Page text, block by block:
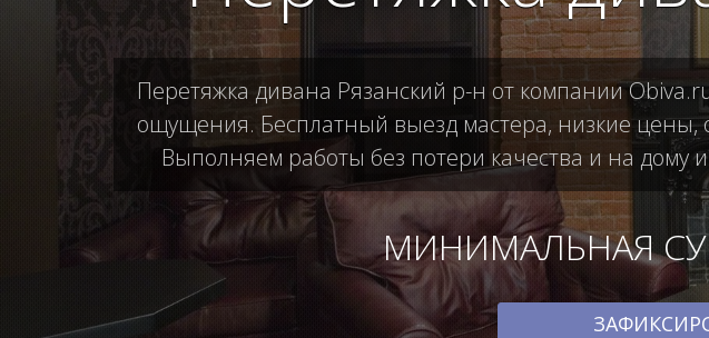
Перетяжка дивана Рязанский р-н от компании
ощущения. Бесплатный выезд мастера, низкие цены,
Выполняем работы без потери качества и на дому
МИНИМАЛЬНАЯ